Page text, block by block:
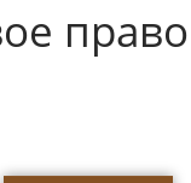
право